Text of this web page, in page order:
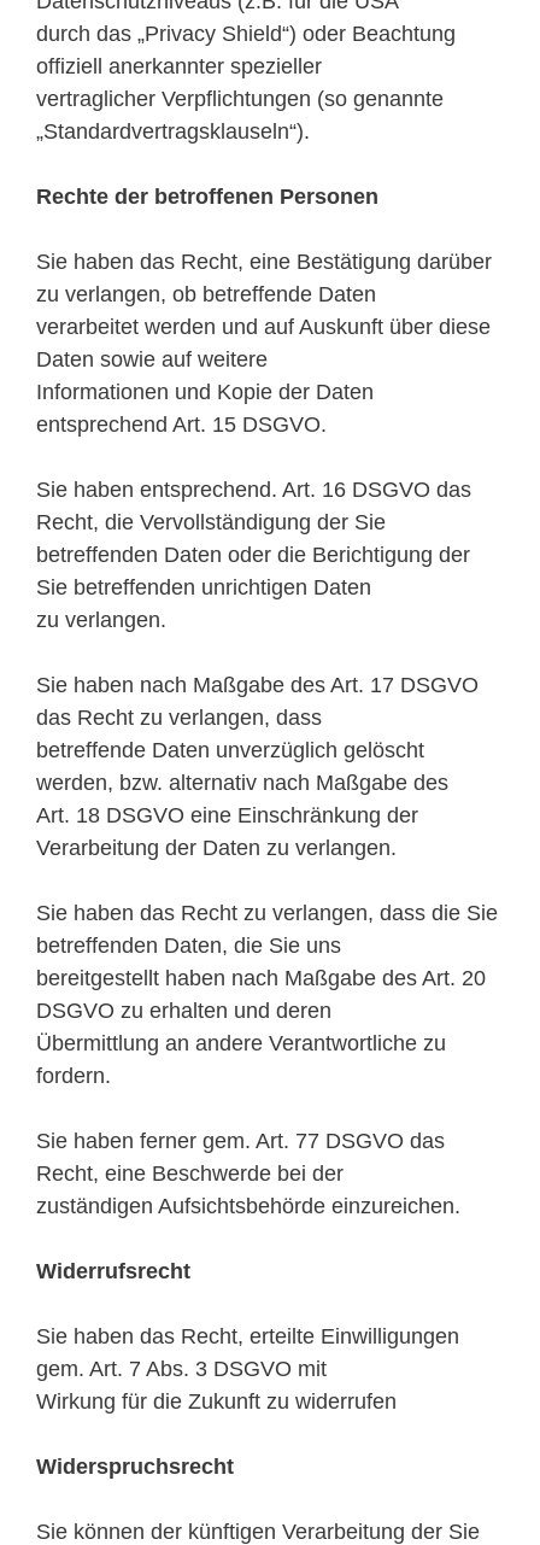
durch das „Privacy Shield“) oder Beachtung
offiziell anerkannter spezieller
vertraglicher Verpflichtungen (so genannte
„Standardvertragsklauseln“).
Rechte der betroffenen Personen
Sie haben das Recht, eine Bestätigung darüber
zu verlangen, ob betreffende Daten
verarbeitet werden und auf Auskunft über diese
Daten sowie auf weitere
Informationen und Kopie der Daten
entsprechend Art. 15 DSGVO.
Sie haben entsprechend. Art. 16 DSGVO das
Recht, die Vervollständigung der Sie
betreffenden Daten oder die Berichtigung der
Sie betreffenden unrichtigen Daten
zu verlangen.
Sie haben nach Maßgabe des Art. 17 DSGVO
das Recht zu verlangen, dass
betreffende Daten unverzüglich gelöscht
werden, bzw. alternativ nach Maßgabe des
Art. 18 DSGVO eine Einschränkung der
Verarbeitung der Daten zu verlangen.
Sie haben das Recht zu verlangen, dass die Sie
betreffenden Daten, die Sie uns
bereitgestellt haben nach Maßgabe des Art. 20
DSGVO zu erhalten und deren
Übermittlung an andere Verantwortliche zu
fordern.
Sie haben ferner gem. Art. 77 DSGVO das
Recht, eine Beschwerde bei der
zuständigen Aufsichtsbehörde einzureichen.
Widerrufsrecht
Sie haben das Recht, erteilte Einwilligungen
gem. Art. 7 Abs. 3 DSGVO mit
Wirkung für die Zukunft zu widerrufen
Widerspruchsrecht
Sie können der künftigen Verarbeitung der Sie